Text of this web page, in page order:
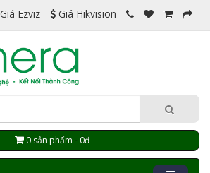
Giá Ezviz Giá Hikvision
0 sản phẩm - 0đ